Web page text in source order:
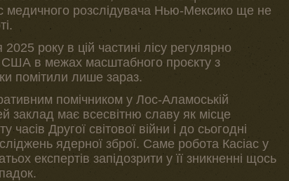
медичного розслідувача Нью-Мексико ще не
року в цій частині лісу регулярно
в межах масштабного проєкту з
помітили лише зараз.
помічником у Лос-Аламоській
заклад має всесвітню славу як місце
Другої світової війни і до сьогодні
ядерної зброї. Саме робота Касіас у
експертів запідозрити у її зникненні щось